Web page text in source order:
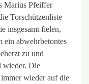
Marius Pfeiffer
Torschützenliste
insgesamt fielen,
ein abwehrbetontes
zu und
wieder. Die
wieder auf die